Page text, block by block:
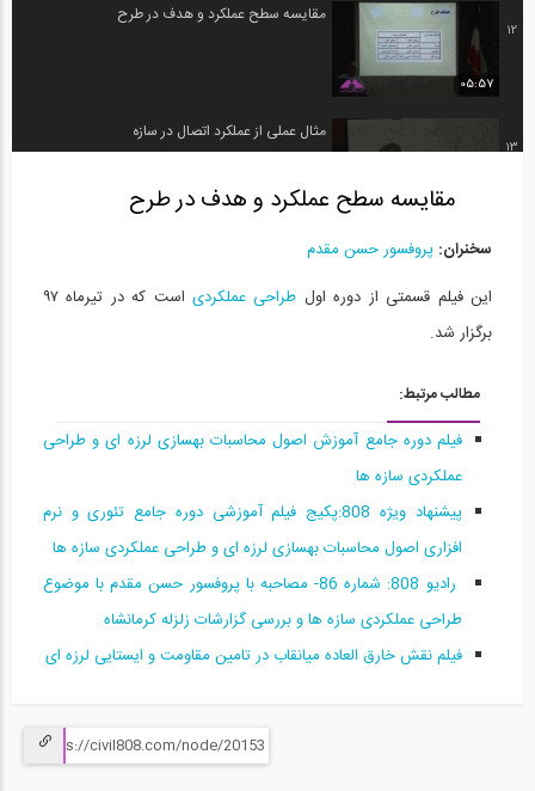
12
05:57
مقایسه سطح عملکرد و هدف در طرح
13
مثال عملی از عملکرد اتصال در سازه
ویدیوکست داستان من- شماره 1: داستان...
2:19:00
قسمتی از فیلم معرفی بخش نرم افزاری دوره...
مقایسه سطح عملکرد و هدف در طرح
سخنران: پروفسور حسن مقدم
این فیلم قسمتی از دوره اول طراحی عملکردی
است که در تیرماه ۹۷
برگزار شد.
مطالب مرتبط:
فیلم دوره جامع آموزش اصول محاسبات بهسازی لرزه ای و طراحی
عملکردی سازه ها
پیشنهاد ویژه 808:پکیج فیلم آموزشی دوره جامع تئوری و نرم
افزاری اصول محاسبات بهسازی لرزه ای و طراحی عملکردی سازه ها
راديو 808: شماره 86- مصاحبه با پروفسور حسن مقدم با موضوع
طراحی عملكردی سازه ها و بررسی گزارشات زلزله كرمانشاه
فیلم نقش خارق العاده میانقاب در تامین مقاومت و ایستایی لرزه ای